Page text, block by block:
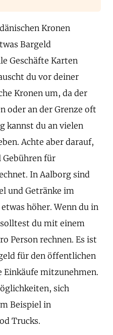
Kronen
Bargeld
Geschäfte Karten
du vor deiner
Kronen um, da der
oder an der Grenze oft
kannst du an vielen
Achte aber darauf,
Gebühren für
In Aalborg sind
und Getränke im
höher. Wenn du in
du mit einem
Person rechnen. Es ist
für den öffentlichen
Einkäufe mitzunehmen.
sich
Beispiel in
Trucks.